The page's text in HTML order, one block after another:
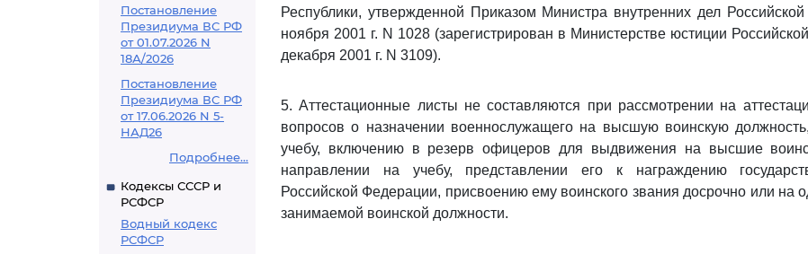
Постановление
Президиума ВС РФ
от 01.07.2026 N
18А/2026
Постановление
Президиума ВС РФ
от 17.06.2026 N 5-
НАД26
Подробнее...
Кодексы СССР и
РСФСР
Водный кодекс
РСФСР
Республики, утвержденной Приказом Министра внутренних дел
ноября 2001 г. N 1028 (зарегистрирован в Министерстве юстиции
декабря 2001 г. N 3109).
5. Аттестационные листы не составляются при рассмотрении на
вопросов о назначении военнослужащего на высшую воинскую
учебу, включению в резерв офицеров для выдвижения на высшие
направлении на учебу, представлении его к награждению
Российской Федерации, присвоению ему воинского звания досрочно или на
занимаемой воинской должности.